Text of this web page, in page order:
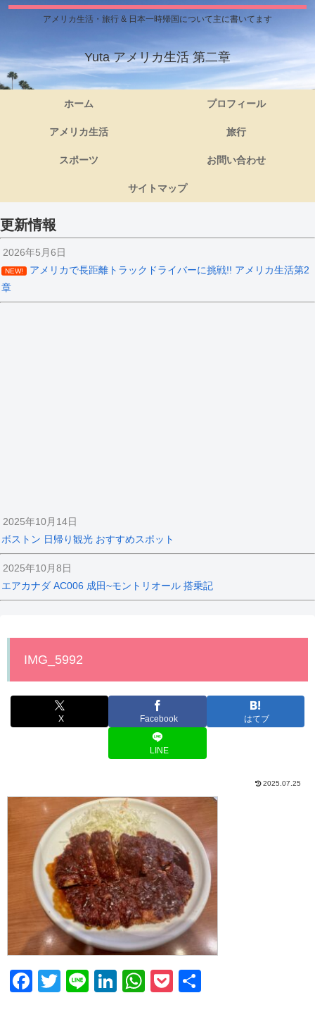
アメリカ生活・旅行 & 日本一時帰国について主に書いてます
Yuta アメリカ生活 第二章
ホーム プロフィール
アメリカ生活 旅行
スポーツ お問い合わせ
サイトマップ
更新情報
2026年5月6日
NEW!
アメリカで長距離トラックドライバーに挑戦!! アメリカ生活第2
章
2025年10月14日
ボストン 日帰り観光 おすすめスポット
2025年10月8日
エアカナダ AC006 成田~モントリオール 搭乗記
IMG_5992
X Facebook はてブ
LINE
2025.07.25
F
T
Li
Li
W P